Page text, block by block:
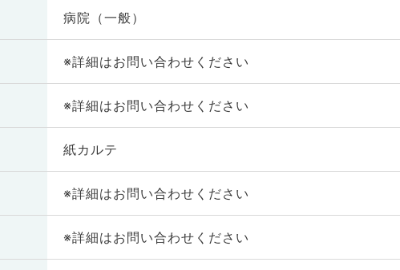
病院（一般）
※詳細はお問い合わせください
※詳細はお問い合わせください
紙カルテ
※詳細はお問い合わせください
※詳細はお問い合わせください